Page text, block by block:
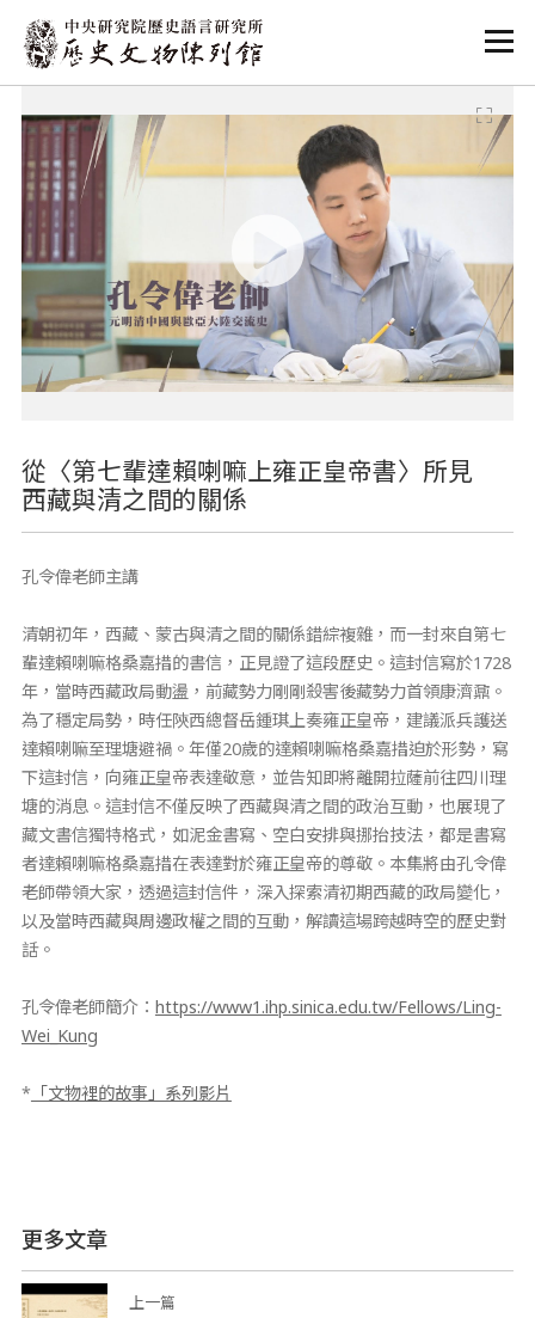
:::
:::
從〈第七輩達賴喇嘛上雍正皇帝書〉所見
西藏與清之間的關係
孔令偉老師主講
清朝初年，西藏、蒙古與清之間的關係錯綜複雜，而一封來自第七
輩達賴喇嘛格桑嘉措的書信，正見證了這段歷史。這封信寫於1728
年，當時西藏政局動盪，前藏勢力剛剛殺害後藏勢力首領康濟鼐。
為了穩定局勢，時任陝西總督岳鍾琪上奏雍正皇帝，建議派兵護送
達賴喇嘛至理塘避禍。年僅20歲的達賴喇嘛格桑嘉措迫於形勢，寫
下這封信，向雍正皇帝表達敬意，並告知即將離開拉薩前往四川理
塘的消息。這封信不僅反映了西藏與清之間的政治互動，也展現了
藏文書信獨特格式，如泥金書寫、空白安排與挪抬技法，都是書寫
者達賴喇嘛格桑嘉措在表達對於雍正皇帝的尊敬。本集將由孔令偉
老師帶領大家，透過這封信件，深入探索清初期西藏的政局變化，
以及當時西藏與周邊政權之間的互動，解讀這場跨越時空的歷史對
話。
孔令偉老師簡介： https://www1.ihp.sinica.edu.tw/Fellows/Ling-
Wei_Kung
* 「文物裡的故事」系列影片
更多文章
上一篇